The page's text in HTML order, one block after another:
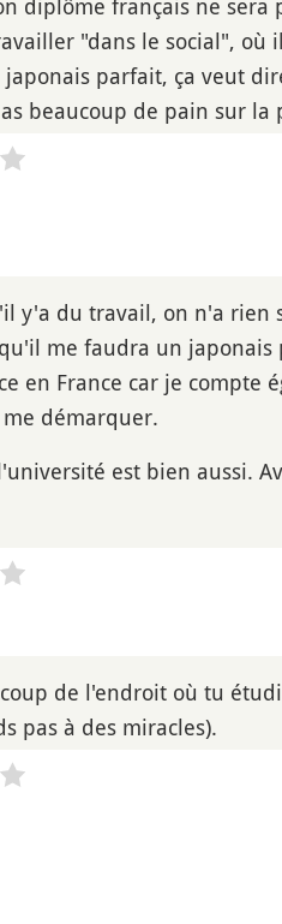
diplôme français ne
"dans le social",
parfait, ça veut
beaucoup de pain sur la
y'a du travail, on n'a rien
me faudra un
en France car je compte
démarquer.
est bien aussi.
de l'endroit où tu
pas à des miracles).